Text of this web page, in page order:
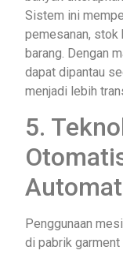
Sistem ini
pemesanan, stok
barang. Dengan
dapat dipantau
menjadi lebih
5.
Penggunaan
di pabrik